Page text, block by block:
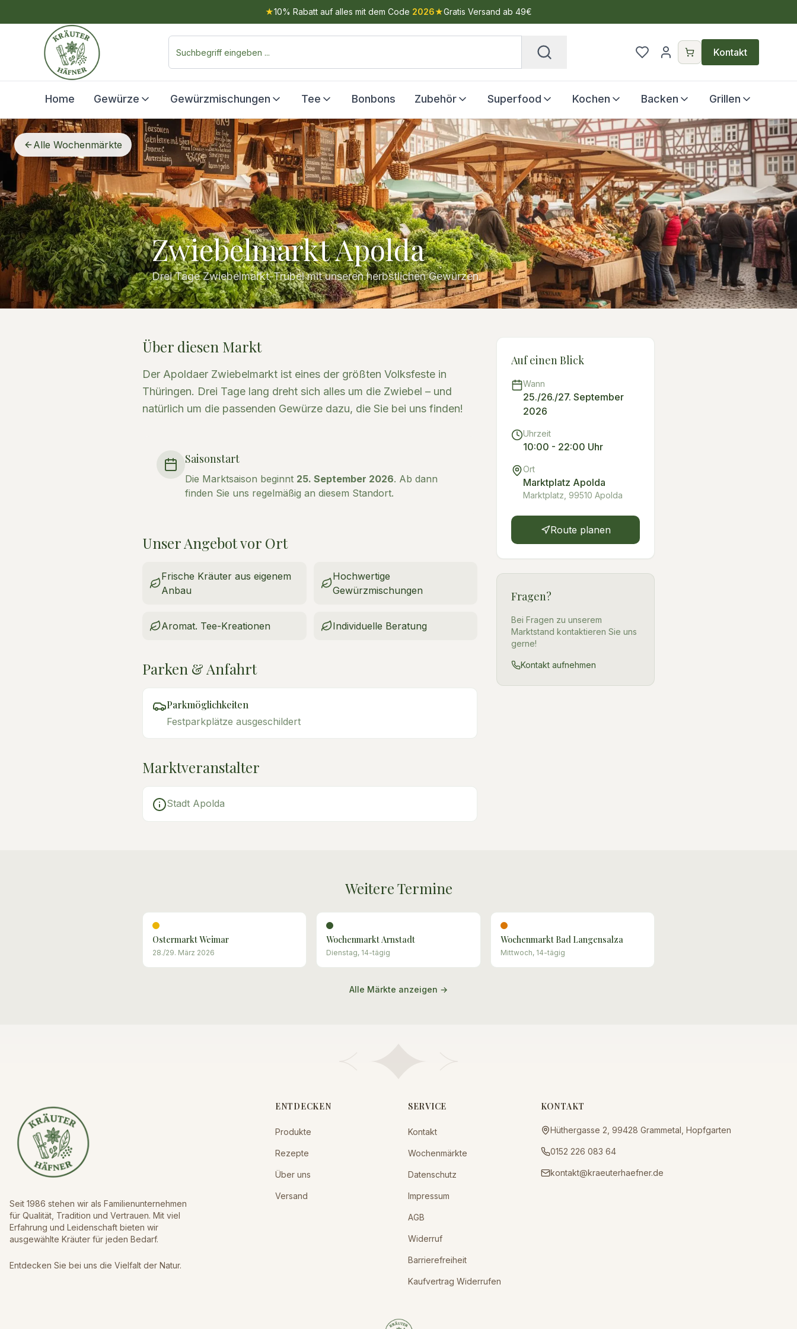
★10% Rabatt auf alles mit dem Code 2026★Gratis Versand ab 49€
Kontakt
Home Gewürze Gewürzmischungen Tee Bonbons Zubehör Superfood Kochen Backen Grillen
Alle Wochenmärkte
Zwiebelmarkt Apolda
Drei Tage Zwiebelmarkt-Trubel mit unseren herbstlichen Gewürzen.
Über diesen Markt
Der Apoldaer Zwiebelmarkt ist eines der größten Volksfeste in
Thüringen. Drei Tage lang dreht sich alles um die Zwiebel – und
natürlich um die passenden Gewürze dazu, die Sie bei uns finden!
Saisonstart
Die Marktsaison beginnt 25. September 2026. Ab dann
finden Sie uns regelmäßig an diesem Standort.
Unser Angebot vor Ort
Frische Kräuter aus eigenem
Anbau
Hochwertige
Gewürzmischungen
Aromat. Tee-Kreationen Individuelle Beratung
Parken & Anfahrt
Parkmöglichkeiten
Festparkplätze ausgeschildert
Marktveranstalter
Stadt Apolda
Auf einen Blick
Wann
25./26./27. September
2026
Uhrzeit
10:00 - 22:00 Uhr
Ort
Marktplatz Apolda
Marktplatz, 99510 Apolda
Route planen
Fragen?
Bei Fragen zu unserem
Marktstand kontaktieren Sie uns
gerne!
Kontakt aufnehmen
Weitere Termine
Ostermarkt Weimar
28./29. März 2026
Wochenmarkt Arnstadt
Dienstag, 14-tägig
Wochenmarkt Bad Langensalza
Mittwoch, 14-tägig
Alle Märkte anzeigen →
Seit 1986 stehen wir als Familienunternehmen
für Qualität, Tradition und Vertrauen. Mit viel
Erfahrung und Leidenschaft bieten wir
ausgewählte Kräuter für jeden Bedarf.
Entdecken Sie bei uns die Vielfalt der Natur.
ENTDECKEN
Produkte
Rezepte
Über uns
Versand
SERVICE
Kontakt
Wochenmärkte
Datenschutz
Impressum
AGB
Widerruf
Barrierefreiheit
Kaufvertrag Widerrufen
KONTAKT
Hüthergasse 2, 99428 Grammetal, Hopfgarten
0152 226 083 64
kontakt@kraeuterhaefner.de